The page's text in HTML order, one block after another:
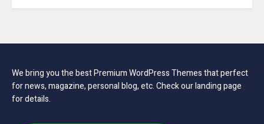
We bring you the best Premium WordPress Themes that perfect
for news, magazine, personal blog, etc. Check our landing page
for details.